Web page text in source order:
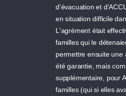
d'évacuation et
en situation difficile
L'agrément était
familles qui le
permettre ensuite une
été garantie, mais
supplémentaire, pour
familles (qui si elles